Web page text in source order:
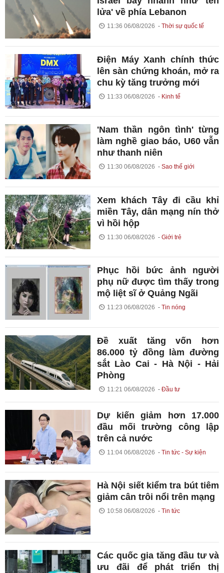
lửa' về phía Lebanon
11:36 06/08/2026 Thời sự quốc tế
Điện Máy Xanh chính thức
lên sàn chứng khoán, mở ra
chu kỳ tăng trưởng mới
11:33 06/08/2026 Kinh tế
'Nam thần ngôn tình' từng
làm nghề giao báo, U60 vẫn
như thanh niên
11:30 06/08/2026 Sao thế giới
Xem khách Tây đi cầu khỉ
miền Tây, dân mạng nín thở
vì hồi hộp
11:30 06/08/2026 Giới trẻ
Phục hồi bức ảnh người
phụ nữ được tìm thấy trong
mộ liệt sĩ ở Quảng Ngãi
11:23 06/08/2026 Tin nóng
Đề xuất tăng vốn hơn
86.000 tỷ đồng làm đường
sắt Lào Cai - Hà Nội - Hải
Phòng
11:21 06/08/2026 Đầu tư
Dự kiến giảm hơn 17.000
đầu mối trường công lập
trên cả nước
11:04 06/08/2026 Tin tức - Sự kiện
Hà Nội siết kiểm tra bút tiêm
giảm cân trôi nổi trên mạng
10:58 06/08/2026 Tin tức
Các quốc gia tăng đầu tư và
ưu đãi để phát triển thị